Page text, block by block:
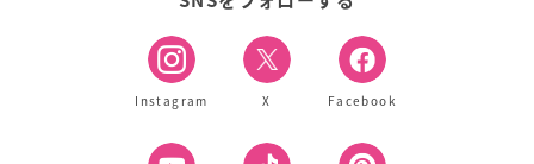
Instagram X Facebook